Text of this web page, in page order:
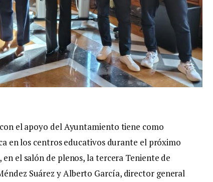
el apoyo del Ayuntamiento tiene como
en los centros educativos durante el próximo
el salón de plenos, la tercera Teniente de
Suárez y Alberto García, director general